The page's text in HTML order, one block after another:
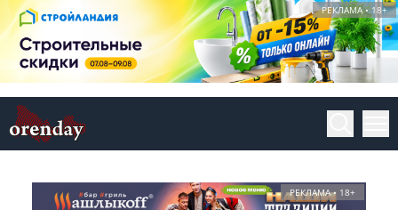
РЕКЛАМА • 18+
РЕКЛАМА • 18+